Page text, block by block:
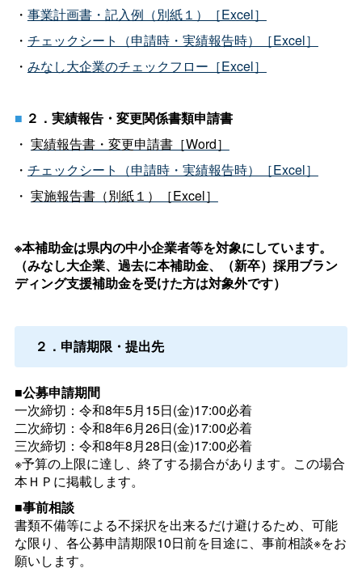
・ 事業計画書・記入例（別紙１）［Excel］
・ チェックシート（申請時・実績報告時）［Excel］
・ みなし大企業のチェックフロー［Excel］
■ ２．実績報告・変更関係書類申請書
・ 実績報告書・変更申請書［Word］
・ チェックシート（申請時・実績報告時）［Excel］
・ 実施報告書（別紙１）［Excel］
※本補助金は県内の中小企業者等を対象にしています。
（みなし大企業、過去に本補助金、（新卒）採用ブラン
ディング支援補助金を受けた方は対象外です）
２．申請期限・提出先
■公募申請期間
一次締切：令和8年5月15日(金)17:00必着
二次締切：令和8年6月26日(金)17:00必着
三次締切：令和8年8月28日(金)17:00必着
※予算の上限に達し、終了する揚合があります。この場合
本ＨＰに掲載します。
■事前相談
書類不備等による不採択を出来るだけ避けるため、可能
な限り、各公募申請期限10日前を目途に、事前相談※をお
願いします。